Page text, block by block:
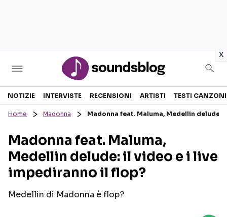
x
Sezioni
RECENSIONI MUSICALI
INTERVISTE
GOSSIP E CURIOSITÀ
TESTI CANZONI
TOUR ED EVENTI
TALENT SHOW
NOTIZIE INTERVISTE RECENSIONI ARTISTI TESTI CANZONI
Home Madonna Madonna feat. Maluma, Medellin
Madonna feat. Maluma,
Medellin delude: il video e i live
impediranno il flop?
Medellin di Madonna è flop?